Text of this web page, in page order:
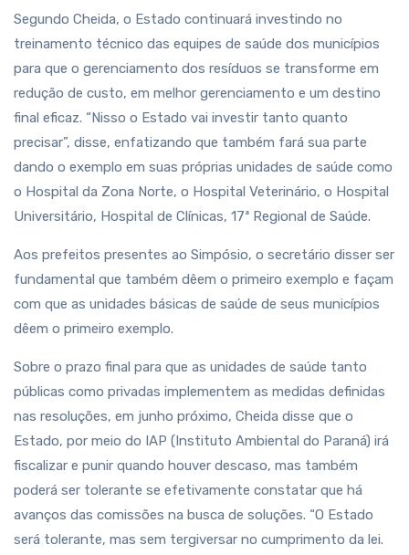
Segundo Cheida, o Estado continuará investindo no
treinamento técnico das equipes de saúde dos municípios
para que o gerenciamento dos resíduos se transforme em
redução de custo, em melhor gerenciamento e um destino
final eficaz. “Nisso o Estado vai investir tanto quanto
precisar”, disse, enfatizando que também fará sua parte
dando o exemplo em suas próprias unidades de saúde como
o Hospital da Zona Norte, o Hospital Veterinário, o Hospital
Universitário, Hospital de Clínicas, 17ª Regional de Saúde.
Aos prefeitos presentes ao Simpósio, o secretário disser ser
fundamental que também dêem o primeiro exemplo e façam
com que as unidades básicas de saúde de seus municípios
dêem o primeiro exemplo.
Sobre o prazo final para que as unidades de saúde tanto
públicas como privadas implementem as medidas definidas
nas resoluções, em junho próximo, Cheida disse que o
Estado, por meio do IAP (Instituto Ambiental do Paraná) irá
fiscalizar e punir quando houver descaso, mas também
poderá ser tolerante se efetivamente constatar que há
avanços das comissões na busca de soluções. “O Estado
será tolerante, mas sem tergiversar no cumprimento da lei.